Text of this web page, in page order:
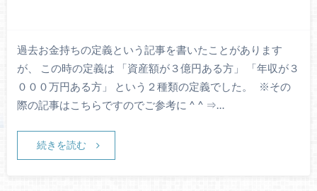
過去お金持ちの定義という記事を書いたことがあります
が、 この時の定義は 「資産額が３億円ある方」 「年収が３
０００万円ある方」 という２種類の定義でした。 ※その
際の記事はこちらですのでご参考に ^ ^ ⇒…
続きを読む